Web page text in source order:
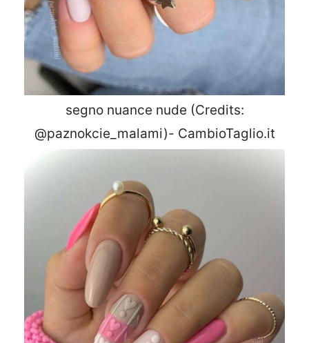
segno nuance nude (Credits:
@paznokcie_malami)- CambioTaglio.it